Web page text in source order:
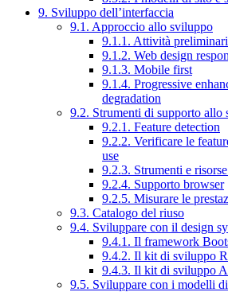
9. Sviluppo dell’interfaccia
9.1. Approccio allo sviluppo
9.1.1. Attività preliminari
9.1.2. Web design
9.1.3. Mobile first
9.1.4. Progressive
degradation
9.2. Strumenti di supporto allo
9.2.1. Feature detection
9.2.2. Verificare le
use
9.2.3. Strumenti e
9.2.4. Supporto browser
9.2.5. Misurare le
9.3. Catalogo del riuso
9.4. Sviluppare con il design
9.4.1. Il framework
9.4.2. Il kit di sviluppo
9.4.3. Il kit di sviluppo
9.5. Sviluppare con i modelli